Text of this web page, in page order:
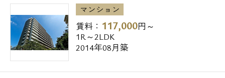
マツモトキヨシ東陽町店 36m
くすりのかねまん東陽町店 305m
薬局くすりの福太郎東陽町店 532m
・ホームセンター
マンション
賃料： 117,000円～
1R～2LDK
2014年08月築